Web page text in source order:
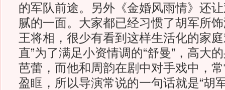
的军队前途。另外《金婚风雨情》还
腻的一面。大家都已经习惯了胡军所
王将相，很少有看到这样生活化的家
直”为了满足小资情调的“舒曼”，高大
芭蕾，而他和周韵在剧中对手戏中，
盈眶，所以导演常说的一句话就是“胡